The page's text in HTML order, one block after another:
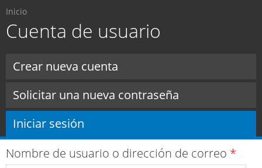
principal
Usted está aquí
Inicio
Cuenta de usuario
Crear nueva cuenta
Solicitar una nueva contraseña
Iniciar sesión
Nombre de usuario o dirección de correo *